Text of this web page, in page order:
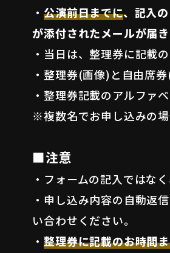
・公演前日までに、記入
が添付されたメールが届き
・当日は、整理券に記載
・整理券(画像)と自由席
・整理券記載のアルファ
※複数名でお申し込みの場
■注意
・フォームの記入ではなく
・申し込み内容の自動返
い合わせください。
・整理券に記載のお時間